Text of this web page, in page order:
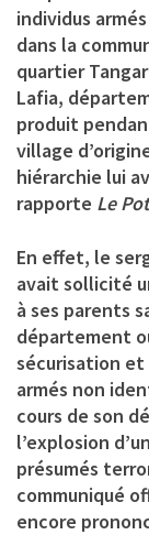
individus
dans la
quartier
Lafia,
produit
village
hiérarchie lui
rapporte Le
En effet, le
avait sollicité
à ses parents
département
sécurisation
armés non
cours de son
l’explosion
présumés
communiqué
encore